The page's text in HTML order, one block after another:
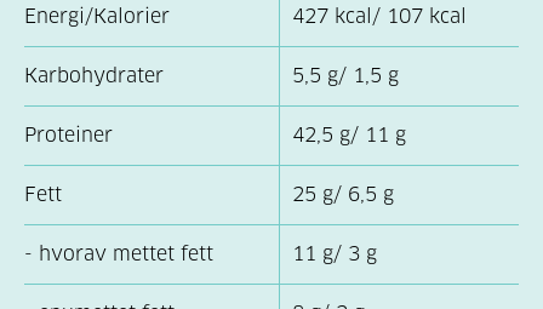
Energi/Kalorier 427 kcal/ 107 kcal
Karbohydrater 5,5 g/ 1,5 g
Proteiner 42,5 g/ 11 g
Fett 25 g/ 6,5 g
- hvorav mettet fett 11 g/ 3 g